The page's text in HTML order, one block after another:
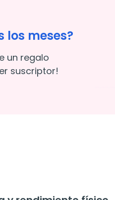
los meses?
un regalo
suscriptor!